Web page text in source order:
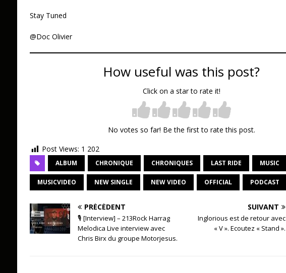
Stay Tuned
@Doc Olivier
How useful was this post?
Click on a star to rate it!
No votes so far! Be the first to rate this post.
Post Views: 1 202
ALBUM CHRONIQUE CHRONIQUES LAST RIDE MUSIC
MUSICVIDEO NEW SINGLE NEW VIDEO OFFICIAL PODCAST
PRÉCÉDENT
🎙 [Interview] – 213Rock Harrag
Melodica Live interview avec
Chris Birx du groupe Motorjesus.
SUIVANT
Inglorious est de retour avec
« V ». Ecoutez « Stand ».